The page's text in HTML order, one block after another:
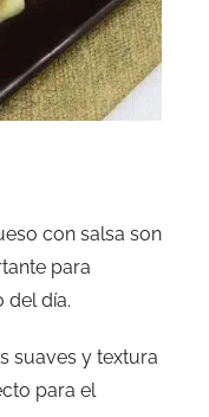
con salsa son
para
del día.
suaves y textura
para el